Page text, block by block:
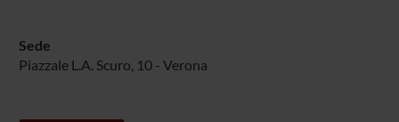
Sede
Piazzale L.A. Scuro, 10 - Verona